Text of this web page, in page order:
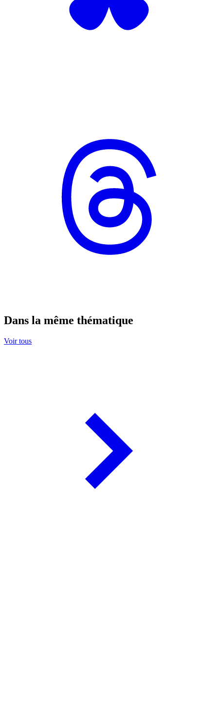
Dans la même thématique
Voir tous